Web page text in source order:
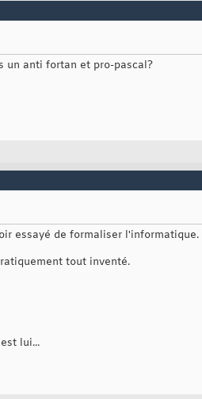
un anti fortan et pro-pascal?
essayé de formaliser l'informatique.
tout inventé.
lui...